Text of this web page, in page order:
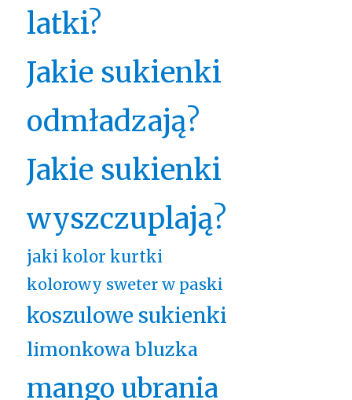
latki?
Jakie sukienki
odmładzają?
Jakie sukienki
wyszczuplają?
jaki kolor kurtki
kolorowy sweter w paski
koszulowe sukienki
limonkowa bluzka
mango ubrania